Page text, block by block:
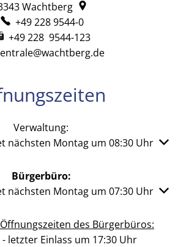
Wachtberg
+49 228 9544-0
+49 228 9544-123
Verwaltung:
Öffnungs- oder Schließzeiten
nächsten Montag um 08:30 Uhr
Bürgerbüro:
Öffnungs- oder Schließzeiten
nächsten Montag um 07:30 Uhr
des Bürgerbüros:
letzter Einlass um 17:30 Uhr